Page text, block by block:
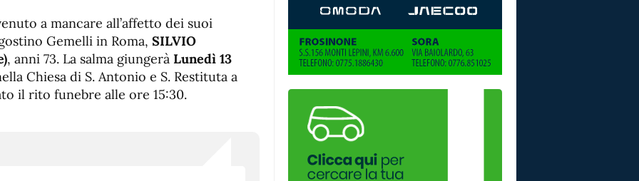
a mancare all’affetto dei suoi
Gemelli in Roma, SILVIO
, anni 73. La salma giungerà Lunedì 13
Chiesa di S. Antonio e S. Restituta a
il rito funebre alle ore 15:30.